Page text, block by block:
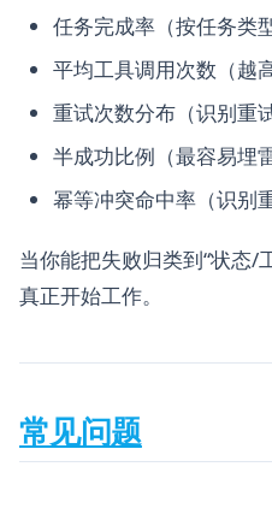
任务完成率（按任务类
平均工具调用次数（越
重试次数分布（识别重
半成功比例（最容易埋雷
幂等冲突命中率（识别
当你能把失败归类到“状态/
真正开始工作。
常见问题